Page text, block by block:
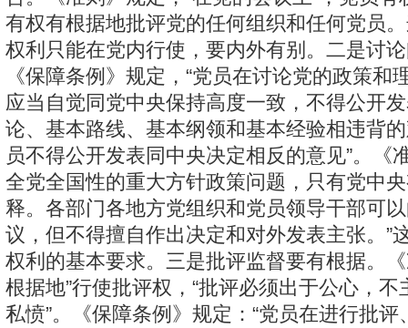
有权有根据地批评党的任何组织和任何党员
权利只能在党内行使，要内外有别。二是讨
《保障条例》规定，“党员在讨论党的政策和
应当自觉同党中央保持高度一致，不得公开
论、基本路线、基本纲领和基本经验相违背的
员不得公开发表同中央决定相反的意见”。《
全党全国性的重大方针政策问题，只有党中
释。各部门各地方党组织和党员领导干部可
议，但不得擅自作出决定和对外发表主张。”
权利的基本要求。三是批评监督要有根据。
根据地”行使批评权，“批评必须出于公心，
私愤”。《保障条例》规定：“党员在进行批